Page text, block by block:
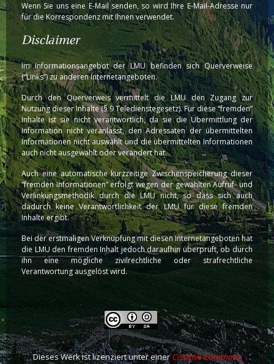
Wenn Sie uns eine E-Mail senden, so wird Ihre E-Mail-Adresse nur
für die Korrespondenz mit Ihnen verwendet.
Disclaimer
Im Informationsangebot der LMU befinden sich Querverweise
(“Links”) zu anderen Internetangeboten.
Durch den Querverweis vermittelt die LMU den Zugang zur
Nutzung dieser Inhalte (§ 9 Teledienstegesetz). Für diese “fremden”
Inhalte ist sie nicht verantwortlich, da sie die Übermittlung der
Information nicht veranlasst, den Adressaten der übermittelten
Informationen nicht auswählt und die übermittelten Informationen
auch nicht ausgewählt oder verändert hat.
Auch eine automatische kurzzeitige Zwischenspeicherung dieser
“fremden Informationen” erfolgt wegen der gewählten Aufruf- und
Verlinkungsmethodik durch die LMU nicht, so dass sich auch
dadurch keine Verantwortlichkeit der LMU für diese fremden
Inhalte ergibt.
Bei der erstmaligen Verknüpfung mit diesen Internetangeboten hat
die LMU den fremden Inhalt jedoch daraufhin überprüft, ob durch
ihn eine mögliche zivilrechtliche oder strafrechtliche
Verantwortung ausgelöst wird.
Dieses Werk ist lizenziert unter einerCreative Commons